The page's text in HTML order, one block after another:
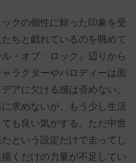
クの個性に頼った印象を受
ちと戯れているのを眺めて
・オブ・ロック』辺りから
ラクターやパロディーは面
アに欠ける感は否めない。
求めないが、もう少し生活
も良い気がする。ただ中世
という設定だけで走ってし
くだけの力量が不足してい